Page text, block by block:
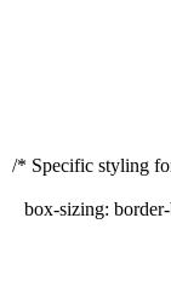
box-sizing: